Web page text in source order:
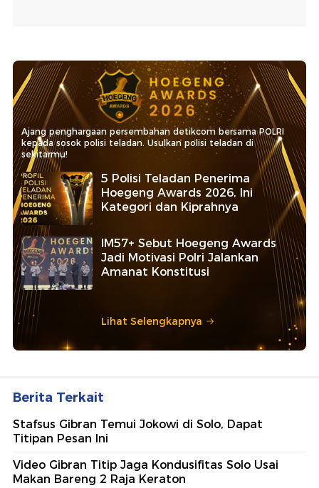
Ajang penghargaan persembahan detikcom bersama POLRI
kepada sosok polisi teladan. Usulkan polisi teladan di
sekitarmu!
5 Polisi Teladan Penerima
Hoegeng Awards 2026, Ini
Kategori dan Kiprahnya
IM57+ Sebut Hoegeng Awards
Jadi Motivasi Polri Jalankan
Amanat Konstitusi
Lihat Selengkapnya
Berita Terkait
Stafsus Gibran Temui Jokowi di Solo, Dapat
Titipan Pesan Ini
Video Gibran Titip Jaga Kondusifitas Solo Usai
Makan Bareng 2 Raja Keraton